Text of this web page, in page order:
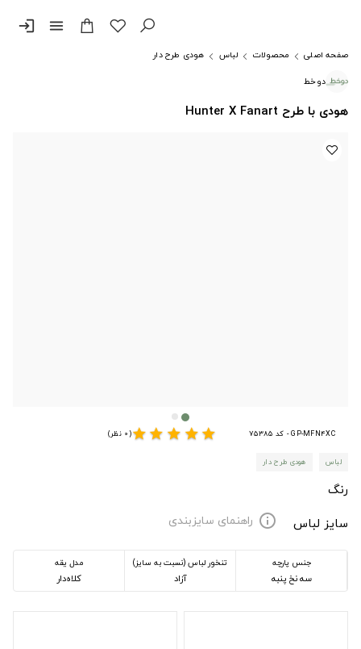
menu
login
صفحه اصلی محصولات لباس
هودی طرح دار
دوخط
هودی با طرح Hunter X Fanart
GP-MFN4XC - کد 75385 star
star
star
star
star(0 نظر)
لباس هودی طرح دار
رنگ
سایز لباس
info راهنمای سایزبندی
جنس پارچه
سه نخ پنبه
تنخور لباس (نسبت به سایز)
آزاد
مدل یقه
کلاه‌دار